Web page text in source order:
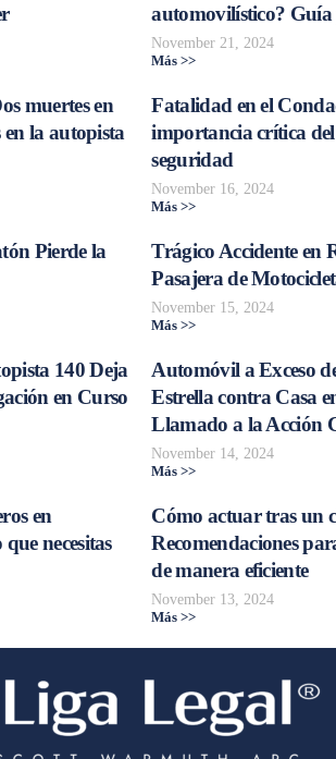
automovilístico? Guía
November 21, 2024
Más >>
muertes en
en la autopista
Fatalidad en el
importancia crítica
seguridad
November 16, 2024
Más >>
Pierde la
Trágico Accidente en
Pasajera de
November 15, 2024
Más >>
140 Deja
en Curso
Automóvil a Exceso
Estrella contra Casa
Llamado a la Acción
November 14, 2024
Más >>
en
necesitas
Cómo actuar tras un
Recomendaciones
de manera eficiente
November 13, 2024
Más >>